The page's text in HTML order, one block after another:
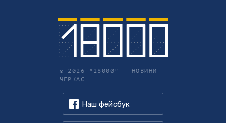
© 2026 "18000" – НОВИНИ
ЧЕРКАС
Наш фейсбук